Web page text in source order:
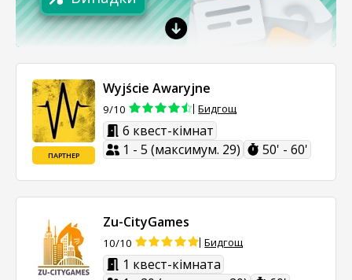
ПАРТНЕР
Wyjście Awaryjne
9/10 Бидгощ
6 квест-кімнат
1 - 5 (максимум. 29)
50' - 60'
Zu-CityGames
10/10 Бидгощ
1 квест-кімната